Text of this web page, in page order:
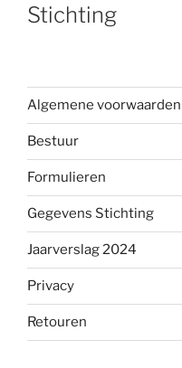
Stichting
Algemene voorwaarden
Bestuur
Formulieren
Gegevens Stichting
Jaarverslag 2024
Privacy
Retouren